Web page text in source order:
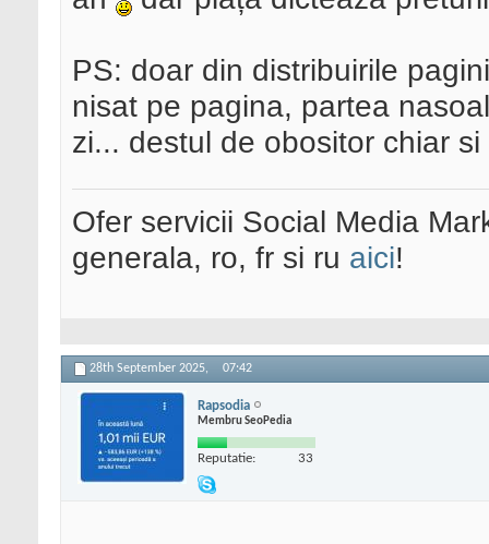
PS: doar din distribuirile
nisat pe pagina, partea
zi... destul de obositor chiar
Ofer servicii Social Media
generala, ro, fr si ru aici!
28th September 2025, 07:42
Rapsodia
Membru SeoPedia
Reputatie: 33